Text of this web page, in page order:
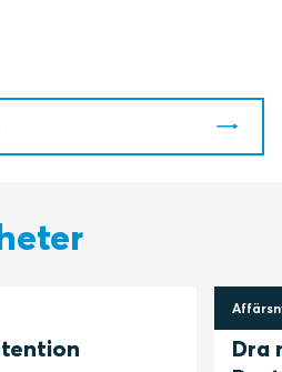
26
Dra